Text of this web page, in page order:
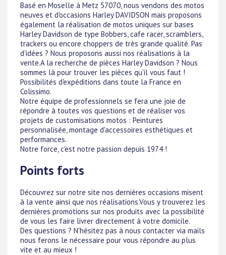
Basé en Moselle à Metz 57070, nous vendons des motos
neuves et d'occasions Harley DAVIDSON mais proposons
également la réalisation de motos uniques sur bases
Harley Davidson de type Bobbers, cafe racer, scramblers,
trackers ou encore choppers de très grande qualité. Pas
d'idées ? Nous proposons aussi nos réalisations à la
vente.A la recherche de pièces Harley Davidson ? Nous
sommes là pour trouver les pièces qu'il vous faut !
Possibilités d'expéditions dans toute la France en
Colissimo.
Notre équipe de professionnels se fera une joie de
répondre à toutes vos questions et de réaliser vos
projets de customisations motos : Peintures
personnalisée, montage d'accessoires esthétiques et
performances.
Notre force, c'est notre passion depuis 1974 !
Points forts
Découvrez sur notre site nos dernières occasions misent
à la vente ainsi que nos réalisations.Vous y trouverez les
dernières promotions sur nos produits avec la possibilité
de vous les faire livrer directement à votre domicile.
Des questions ? N'hésitez pas à nous contacter via mails
nous ferons le nécessaire pour vous répondre au plus
vite et au mieux !